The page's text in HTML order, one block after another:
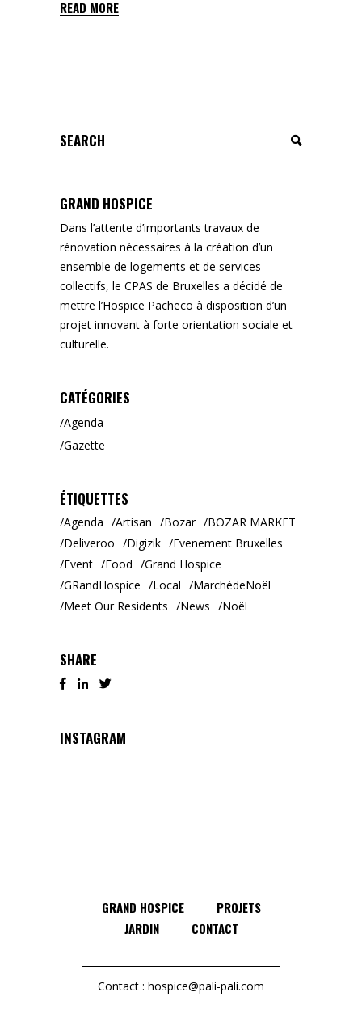
READ MORE
Search
for:
GRAND HOSPICE
Dans l’attente d’importants travaux de
rénovation nécessaires à la création d’un
ensemble de logements et de services
collectifs, le CPAS de Bruxelles a décidé de
mettre l’Hospice Pacheco à disposition d’un
projet innovant à forte orientation sociale et
culturelle.
CATÉGORIES
Agenda
Gazette
ÉTIQUETTES
Agenda Artisan Bozar
BOZAR MARKET
Deliveroo
Digizik
Evenement Bruxelles
Event
Food
Grand Hospice
GRandHospice
Local
MarchédeNoël
Meet Our Residents
News Noël
SHARE
INSTAGRAM
GRAND HOSPICE
PROJETS
JARDIN
CONTACT
Contact : hospice@pali-pali.com